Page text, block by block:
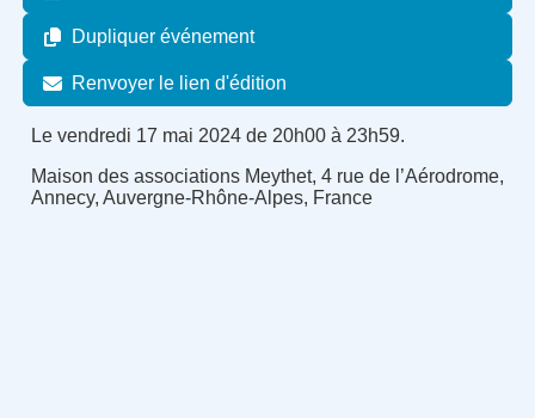
Dupliquer événement
Renvoyer le lien d'édition
Le vendredi 17 mai 2024 de 20h00 à 23h59.
Maison des associations Meythet, 4 rue de l’Aérodrome,
Annecy, Auvergne-Rhône-Alpes, France